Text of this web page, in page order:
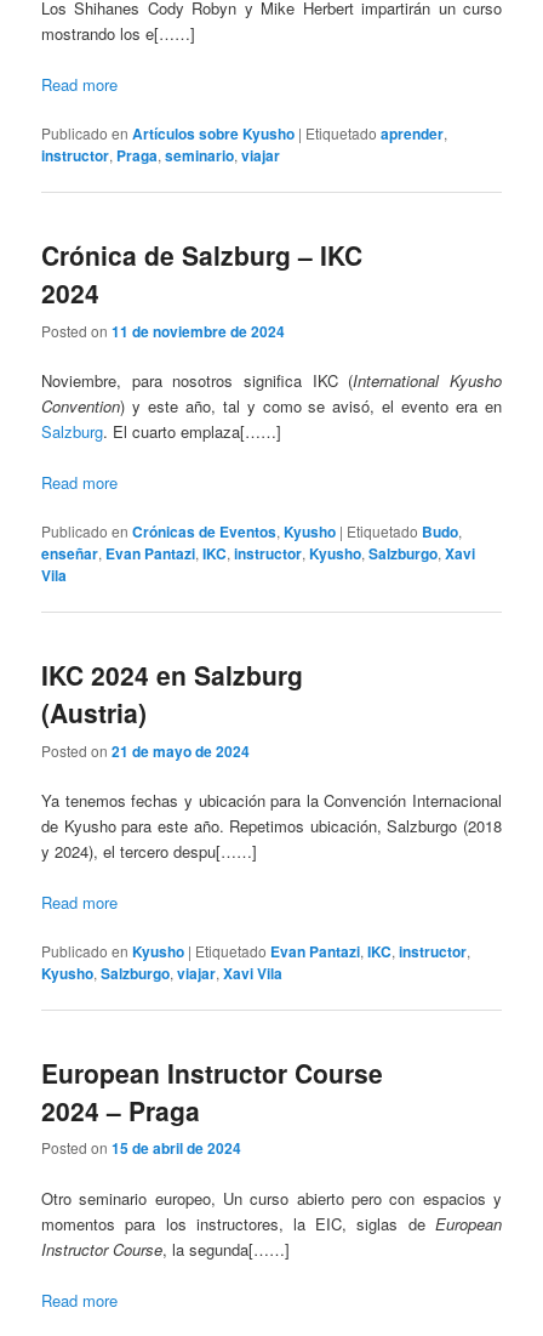
Los Shihanes Cody Robyn y Mike Herbert impartirán un curso
mostrando los e[……]
Read more
Publicado en Artículos sobre Kyusho | Etiquetado aprender,
instructor, Praga,seminario,viajar
Crónica de Salzburg – IKC
2024
Posted on11 de noviembre de 2024
Noviembre, para nosotros significa IKC (International Kyusho
Convention) y este año, tal y como se avisó, el evento era en
Salzburg. El cuarto emplaza[……]
Read more
Publicado en Crónicas de Eventos,Kyusho | Etiquetado Budo,
enseñar, Evan Pantazi,IKC,instructor,Kyusho,Salzburgo,Xavi
Vila
IKC 2024 en Salzburg
(Austria)
Posted on21 de mayo de 2024
Ya tenemos fechas y ubicación para la Convención Internacional
de Kyusho para este año. Repetimos ubicación, Salzburgo (2018
y 2024), el tercero despu[……]
Read more
Publicado en Kyusho | Etiquetado Evan Pantazi,IKC,instructor,
Kyusho,Salzburgo,viajar,Xavi Vila
European Instructor Course
2024 – Praga
Posted on15 de abril de 2024
Otro seminario europeo, Un curso abierto pero con espacios y
momentos para los instructores, la EIC, siglas de European
Instructor Course, la segunda[……]
Read more